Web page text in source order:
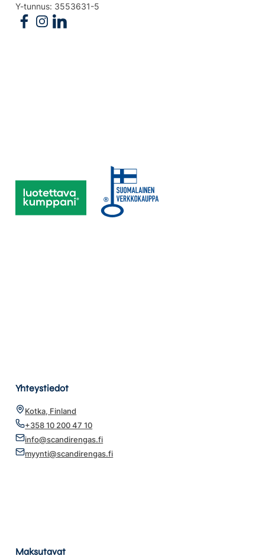
Y-tunnus: 3553631-5
Follow us on Facebook
Follow us on Instagram
Follow us on Linkedin
Yhteystiedot
Kotka, Finland
+358 10 200 47 10
info@scandirengas.fi
myynti@scandirengas.fi
Maksutavat